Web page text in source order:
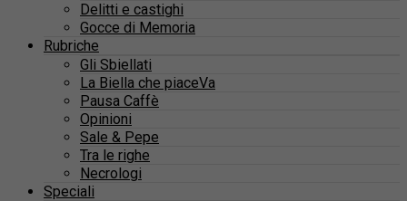
Delitti e castighi
Gocce di Memoria
Rubriche
Gli Sbiellati
La Biella che piaceVa
Pausa Caffè
Opinioni
Sale & Pepe
Tra le righe
Necrologi
Speciali